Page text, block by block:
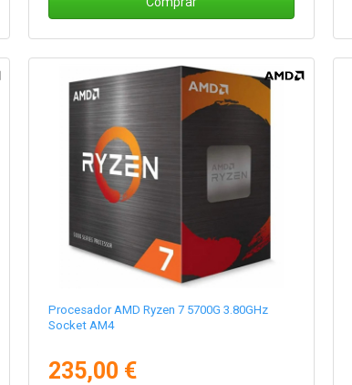
Procesador AMD Ryzen 7 5700G 3.80GHz
Socket AM4
235,00 €